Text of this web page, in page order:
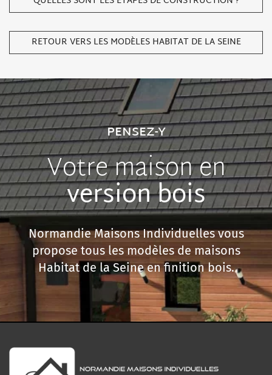
RETOUR VERS LES MODÈLES HABITAT DE LA SEINE
PENSEZ-Y
Votre maison en
version bois
Normandie Maisons Individuelles vous
propose tous les modèles de maisons
Habitat de la Seine en finition bois.